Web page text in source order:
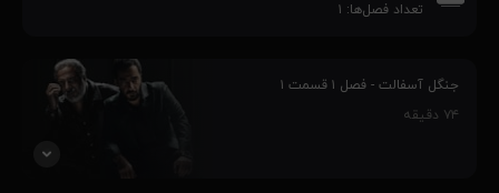
تعداد فصل‌ها: ۱
جنگل آسفالت - فصل ۱ قسمت ۱
۷۴ دقیقه